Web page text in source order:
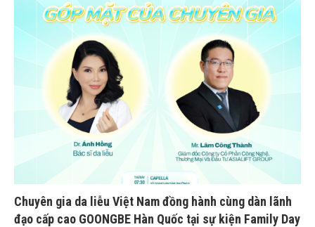
Chuyên gia da liễu Việt Nam đồng hành cùng dàn lãnh
đạo cấp cao GOONGBE Hàn Quốc tại sự kiện Family Day